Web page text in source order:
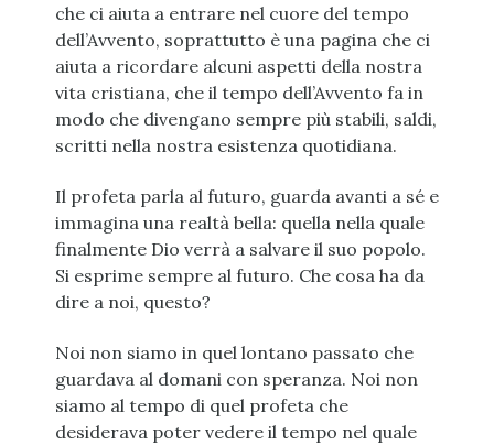
che ci aiuta a entrare nel cuore del tempo
dell’Avvento, soprattutto è una pagina che ci
aiuta a ricordare alcuni aspetti della nostra
vita cristiana, che il tempo dell’Avvento fa in
modo che divengano sempre più stabili, saldi,
scritti nella nostra esistenza quotidiana.
Il profeta parla al futuro, guarda avanti a sé e
immagina una realtà bella: quella nella quale
finalmente Dio verrà a salvare il suo popolo.
Si esprime sempre al futuro. Che cosa ha da
dire a noi, questo?
Noi non siamo in quel lontano passato che
guardava al domani con speranza. Noi non
siamo al tempo di quel profeta che
desiderava poter vedere il tempo nel quale